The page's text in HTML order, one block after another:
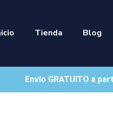
Tienda Blog
Envío GRATUITO a